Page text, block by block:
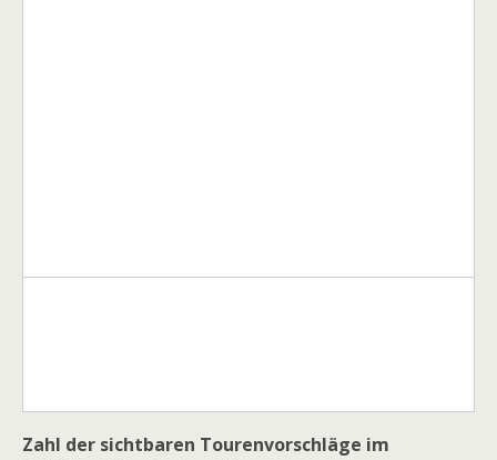
Zahl der sichtbaren Tourenvorschläge im